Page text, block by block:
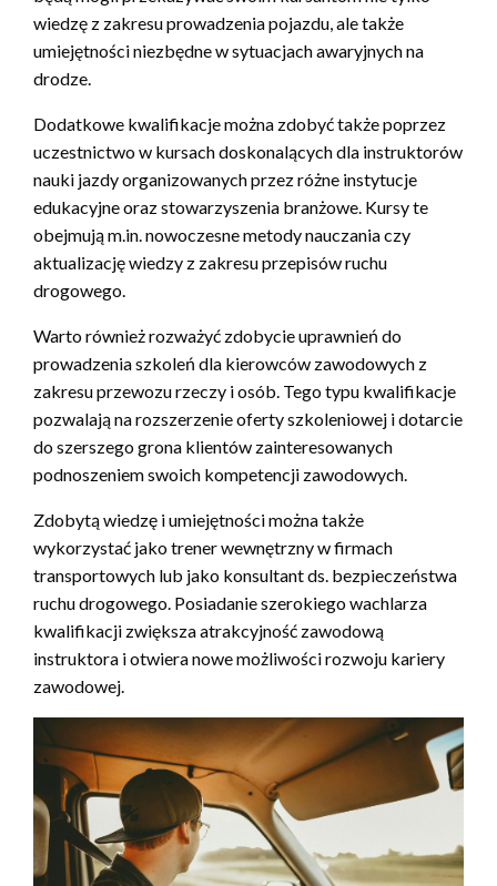
wiedzę z zakresu prowadzenia pojazdu, ale także
umiejętności niezbędne w sytuacjach awaryjnych na
drodze.
Dodatkowe kwalifikacje można zdobyć także poprzez
uczestnictwo w kursach doskonalących dla instruktorów
nauki jazdy organizowanych przez różne instytucje
edukacyjne oraz stowarzyszenia branżowe. Kursy te
obejmują m.in. nowoczesne metody nauczania czy
aktualizację wiedzy z zakresu przepisów ruchu
drogowego.
Warto również rozważyć zdobycie uprawnień do
prowadzenia szkoleń dla kierowców zawodowych z
zakresu przewozu rzeczy i osób. Tego typu kwalifikacje
pozwalają na rozszerzenie oferty szkoleniowej i dotarcie
do szerszego grona klientów zainteresowanych
podnoszeniem swoich kompetencji zawodowych.
Zdobytą wiedzę i umiejętności można także
wykorzystać jako trener wewnętrzny w firmach
transportowych lub jako konsultant ds. bezpieczeństwa
ruchu drogowego. Posiadanie szerokiego wachlarza
kwalifikacji zwiększa atrakcyjność zawodową
instruktora i otwiera nowe możliwości rozwoju kariery
zawodowej.